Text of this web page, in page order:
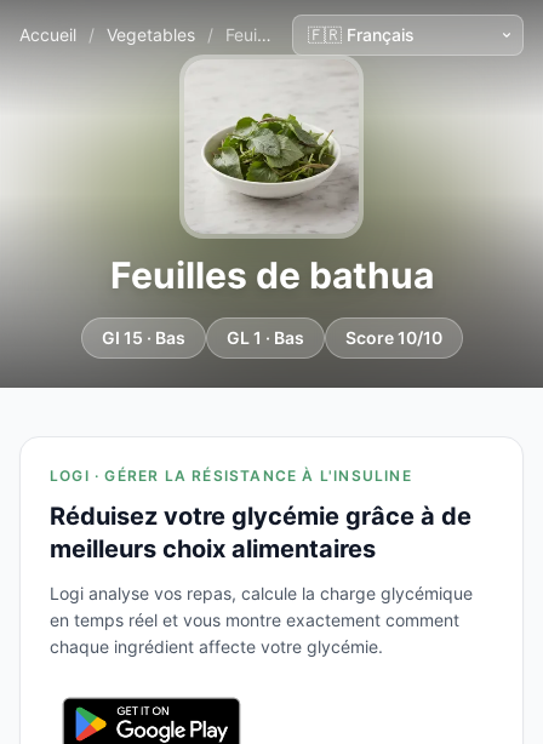
Accueil / Vegetables / Feuilles de bathua
Feuilles de bathua
GI 15 · Bas GL 1 · Bas Score 10/10
LOGI · GÉRER LA RÉSISTANCE À L'INSULINE
Réduisez votre glycémie grâce à de
meilleurs choix alimentaires
Logi analyse vos repas, calcule la charge glycémique
en temps réel et vous montre exactement comment
chaque ingrédient affecte votre glycémie.